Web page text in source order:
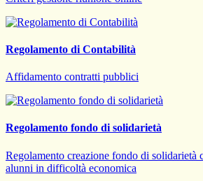
Regolamento di Contabilità
Affidamento contratti pubblici
Regolamento fondo di solidarietà
Regolamento creazione fondo di solidarietà
alunni in difficoltà economica